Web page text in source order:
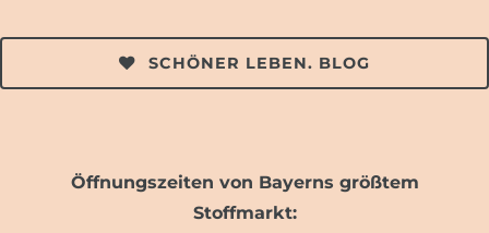
SCHÖNER LEBEN. BLOG
Öffnungszeiten von Bayerns größtem
Stoffmarkt: